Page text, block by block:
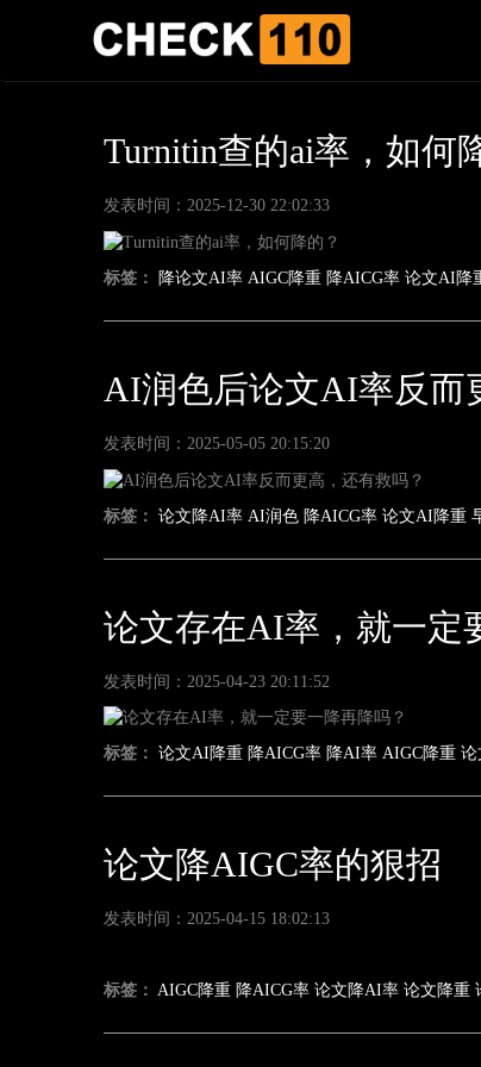
Turnitin查的ai率，如何
发表时间：2025-12-30 22:02:33
标签： 降论文AI率 AIGC降重 降AICG率 论文AI降
AI润色后论文AI率反而
发表时间：2025-05-05 20:15:20
标签： 论文降AI率 AI润色 降AICG率 论文AI降重
论文存在AI率，就一定
发表时间：2025-04-23 20:11:52
标签： 论文AI降重 降AICG率 降AI率 AIGC降重 论
论文降AIGC率的狠招
发表时间：2025-04-15 18:02:13
标签： AIGC降重 降AICG率 论文降AI率 论文降重